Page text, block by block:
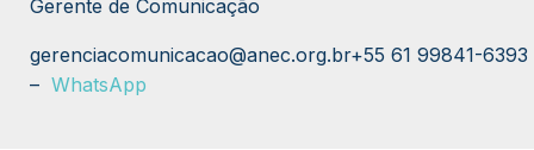
Gerente de Comunicação
gerenciacomunicacao@anec.org.br+55 61 99841-6393
– WhatsApp